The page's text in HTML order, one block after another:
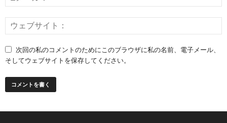
次回の私のコメントのためにこのブラウザに私の名前、電子メール、
そしてウェブサイトを保存してください。